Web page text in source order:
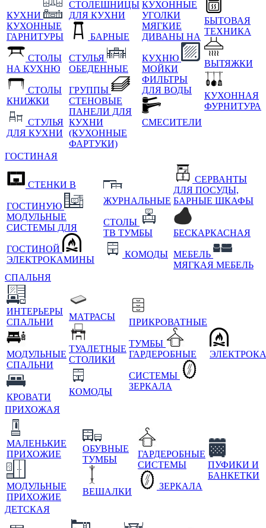
КУХНИ
КУХОННЫЕ
ГАРНИТУРЫ
СТОЛЫ
НА КУХНЮ
СТОЛЫ
КНИЖКИ
СТУЛЬЯ
ДЛЯ КУХНИ
СТОЛЕШНИЦЫ
ДЛЯ КУХНИ
БАРНЫЕ
СТУЛЬЯ
ОБЕДЕННЫЕ
ГРУППЫ
СТЕНОВЫЕ
ПАНЕЛИ ДЛЯ
КУХНИ
(КУХОННЫЕ
ФАРТУКИ)
КУХОННЫЕ
УГОЛКИ
МЯГКИЕ
ДИВАНЫ НА
КУХНЮ
МОЙКИ
ФИЛЬТРЫ
ДЛЯ ВОДЫ
СМЕСИТЕЛИ
БЫТОВАЯ
ТЕХНИКА
ВЫТЯЖКИ
КУХОННАЯ
ФУРНИТУРА
ГОСТИНАЯ
СТЕНКИ В
ГОСТИНУЮ
МОДУЛЬНЫЕ
СИСТЕМЫ ДЛЯ
ГОСТИНОЙ
ЭЛЕКТРОКАМИНЫ
ЖУРНАЛЬНЫЕ
СТОЛЫ
ТВ ТУМБЫ
КОМОДЫ
СЕРВАНТЫ
ДЛЯ ПОСУДЫ,
БАРНЫЕ ШКАФЫ
БЕСКАРКАСНАЯ
МЕБЕЛЬ
МЯГКАЯ МЕБЕЛЬ
СПАЛЬНЯ
ИНТЕРЬЕРЫ
СПАЛЬНИ
МОДУЛЬНЫЕ
СПАЛЬНИ
КРОВАТИ
МАТРАСЫ
ТУАЛЕТНЫЕ
СТОЛИКИ
КОМОДЫ
ПРИКРОВАТНЫЕ
ТУМБЫ
ГАРДЕРОБНЫЕ
СИСТЕМЫ
ЗЕРКАЛА
ПРИХОЖАЯ
МАЛЕНЬКИЕ
ПРИХОЖИЕ
МОДУЛЬНЫЕ
ПРИХОЖИЕ
ОБУВНЫЕ
ТУМБЫ
ВЕШАЛКИ
ГАРДЕРОБНЫЕ
СИСТЕМЫ
ЗЕРКАЛА
ПУФИКИ И
БАНКЕТКИ
ДЕТСКАЯ